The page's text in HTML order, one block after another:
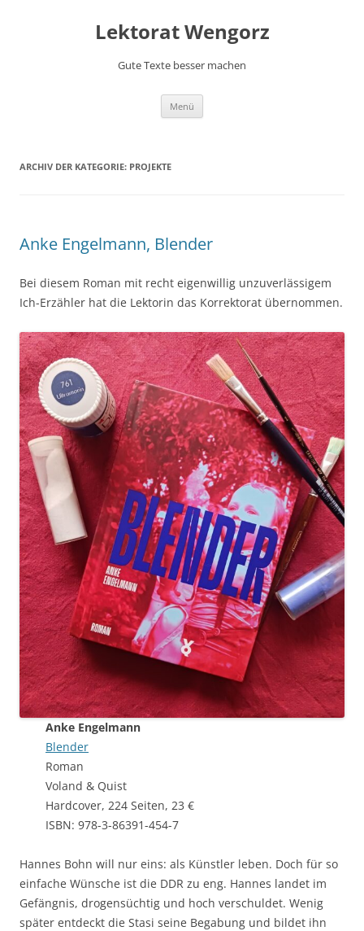
Lektorat Wengorz
Gute Texte besser machen
Menü
ARCHIV DER KATEGORIE: PROJEKTE
Anke Engelmann, Blender
Bei diesem Roman mit recht eigenwillig unzuverlässigem
Ich-Erzähler hat die Lektorin das Korrektorat übernommen.
Anke Engelmann
Blender
Roman
Voland & Quist
Hardcover, 224 Seiten, 23 €
ISBN: 978-3-86391-454-7
Hannes Bohn will nur eins: als Künstler leben. Doch für so
einfache Wünsche ist die DDR zu eng. Hannes landet im
Gefängnis, drogensüchtig und hoch verschuldet. Wenig
später entdeckt die Stasi seine Begabung und bildet ihn